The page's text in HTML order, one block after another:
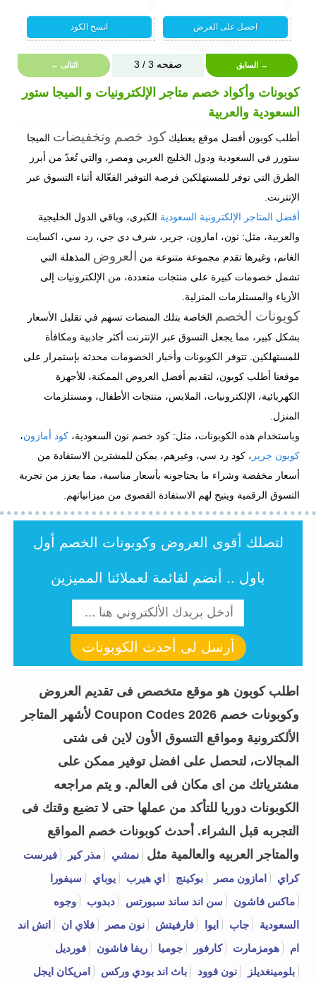
no coupon
احصل على العرض vc348749
انسخ الكود
→ السابق صفحه 3 / 3 التالى ←
كوبونات وأكواد خصم متاجر الإلكترونيات و الميجا ستور
السعودية والعربية
أطلب كوبون أفضل موقع يعطيك كود خصم وتخفيضات الميجا
ستورز في السعودية ودول الخليج العربي ومصر، والتي تُعدّ من أبرز
الطرق التي توفر للمستهلكين فرصة التوفير الفعّالة أثناء التسوق عبر
الإنترنت.
أفضل المتاجر الإلكترونية السعودية الكبرى، وباقي الدول الخليجية
والعربية، مثل: نون، امازون، جرير، شرف دي جي، رد سي، اكسايت
الغانم، وغيرها تقدم مجموعة متنوعة من العروض المذهلة التي
تشمل خصومات كبيرة على منتجات متعددة، من الإلكترونيات إلى
الأزياء والمستلزمات المنزلية.
كوبونات الخصم الخاصة بتلك المنصات تسهم في تقليل الأسعار
بشكل كبير، مما يجعل التسوق عبر الإنترنت أكثر جاذبية ومكافأة
للمستهلكين. تتوفر الكوبونات وأخبار الخصومات محدثه بإستمرار على
موقعنا أطلب كوبون، لتقديم أفضل العروض الممكنة، للأجهزة
الكهربائية، الإلكترونيات، الملابس، منتجات الأطفال، ومستلزمات
المنزل.
وباستخدام هذه الكوبونات، مثل: كود خصم نون السعودية، كود أمازون،
كوبون جرير ، كود رد سي، وغيرهم، يمكن للمشترين الاستفادة من
أسعار مخفضة وشراء ما يحتاجونه بأسعار مناسبة، مما يعزز من تجربة
التسوق الرقمية ويتيح لهم الاستفادة القصوى من ميزانياتهم.
لتصلك أقوى العروض وكوبونات الخصم أول
باول .. أنضم لقائمة لعملائنا المميزين
أرسل لى أحدث الكوبونات
اطلب كوبون هو موقع متخصص فى تقديم العروض
وكوبونات خصم Coupon Codes 2026 لأشهر المتاجر
الألكترونية ومواقع التسوق الأون لاين فى شتى
المجالات، لتحصل على افضل توفير ممكن على
مشترياتك من اى مكان فى العالم. و يتم مراجعه
الكوبونات دوريا للتأكد من عملها حتى لا تضيع وقتك فى
التجربه قبل الشراء. أحدث كوبونات خصم المواقع
والمتاجر العربيه والعالمية مثل
نمشي مذر كير
فيرست
كراي
امازون مصر بوكينج اي هيرب يوباي
سيفورا
ماكس فاشون
سن اند ساند سبورتس دبدوب
وجوه
السعودية
جاب ايوا فارفيتش نون مصر فلاي ان
اتش اند
ام
هومزمارت كارفور جوميا ريفا فاشون
فورديل
بلومينغديلز
نون فوود باث اند بودي وركس
امريكان ايجل